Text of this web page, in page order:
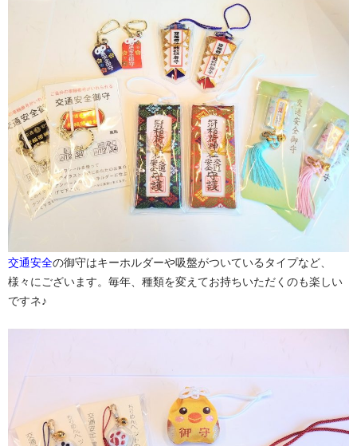
交通安全の御守はキーホルダーや吸盤がついているタイプなど、
様々にございます。毎年、種類を変えてお持ちいただくのも楽しい
ですネ♪